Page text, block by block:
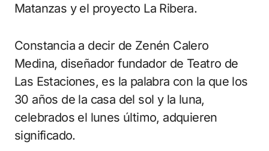
Matanzas y el proyecto La Ribera.
Constancia a decir de Zenén Calero
Medina, diseñador fundador de Teatro de
Las Estaciones, es la palabra con la que los
30 años de la casa del sol y la luna,
celebrados el lunes último, adquieren
significado.